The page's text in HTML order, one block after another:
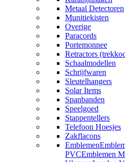
Metaal Detectoren
Munitiekisten
Overige
Paracords
Portemonnee
Retractors
Schaalmodellen
Schrijfwaren
Sleutelhangers
Solar Items
Spanbanden
Speelgoed
Stappentellers
Telefoon Hoesjes
Zakflacons
Emblemen
PVCEmblemen